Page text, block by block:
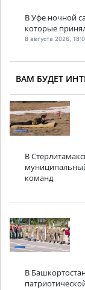
В Уфе ночной
которые
8 августа 2026,
ВАМ БУДЕТ
В
команд
В